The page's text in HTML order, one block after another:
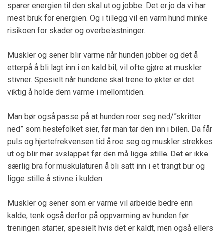
sparer energien til den skal ut og jobbe. Det er jo da vi har
mest bruk for energien. Og i tillegg vil en varm hund minke
risikoen for skader og overbelastninger.
Muskler og sener blir varme når hunden jobber og det å
etterpå å bli lagt inn i en kald bil, vil ofte gjøre at muskler
stivner. Spesielt når hundene skal trene to økter er det
viktig å holde dem varme i mellomtiden.
Man bør også passe på at hunden roer seg ned/”skritter
ned” som hestefolket sier, før man tar den inn i bilen. Da får
puls og hjertefrekvensen tid å roe seg og muskler strekkes
ut og blir mer avslappet før den må ligge stille. Det er ikke
særlig bra for muskulaturen å bli satt inn i et trangt bur og
ligge stille å stivne i kulden.
Muskler og sener som er varme vil arbeide bedre enn
kalde, tenk også derfor på oppvarming av hunden før
treningen starter, spesielt hvis det er kaldt, men også ellers